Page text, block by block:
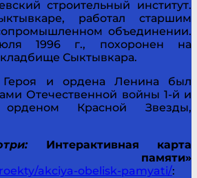
строительный институт.
работал старшим
объединении.
1996 г., похоронен на
Сыктывкара.
и ордена Ленина был
Отечественной войны 1-й и
Красной Звезды,
Интерактивная карта
памяти»
akciya-obelisk-pamyati/: